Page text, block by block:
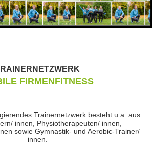
FIRMENFITNESS
Trainernetzwerk besteht u.a. aus
innen, Physiotherapeuten/ innen,
sowie Gymnastik- und Aerobic-Trainer/
innen.